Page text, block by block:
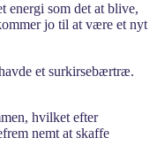
energi som det at blive,
jo til at være et nyt
et surkirsebærtræ.
hvilket efter
nemt at skaffe